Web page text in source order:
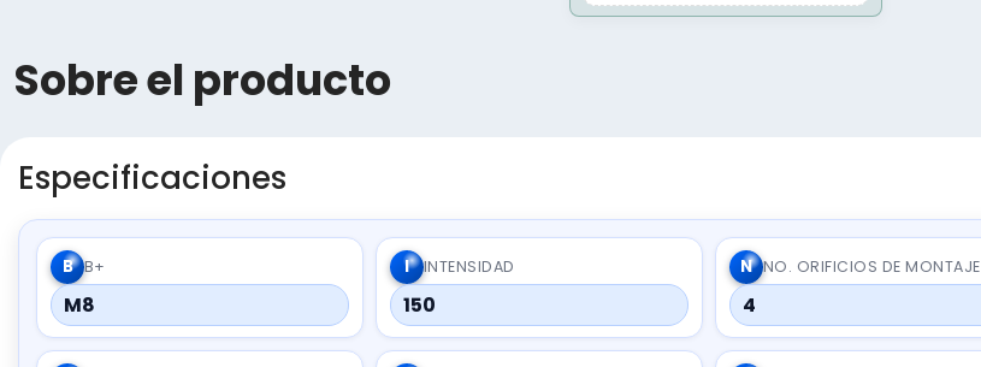
Sobre el producto
Especificaciones
B B+
M8
I INTENSIDAD
150
N NO. ORIFICIOS DE MONTAJE
4